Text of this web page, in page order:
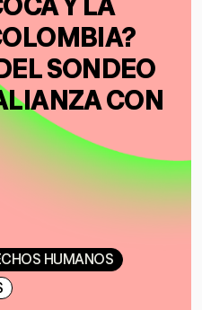
SONDEO
CON
HUMANOS